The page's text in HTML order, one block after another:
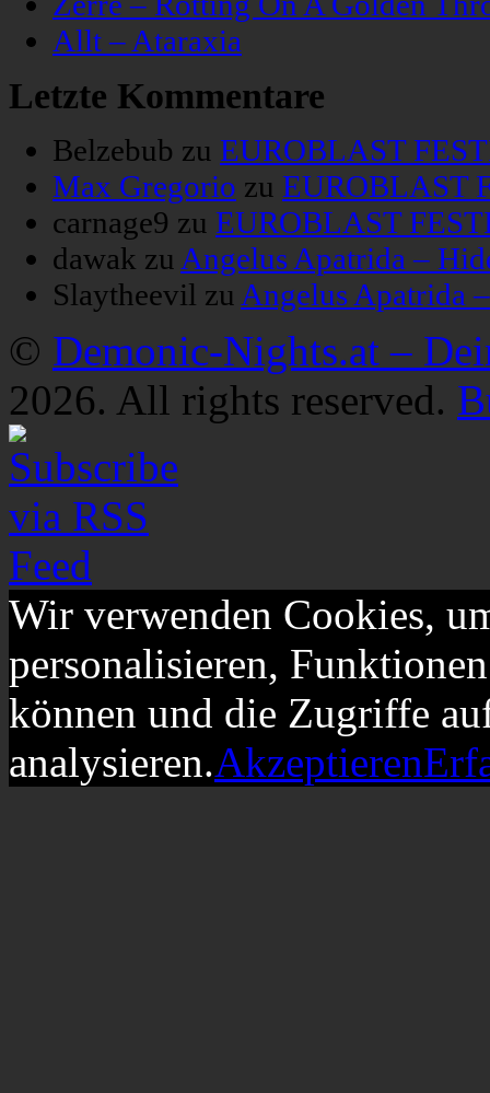
Allt – Ataraxia
Letzte Kommentare
Belzebub zu EUROBLAST
Max Gregorio zu EUROBLAST
carnage9 zu EUROBLAST
dawak zu Angelus Apatrida –
Slaytheevil zu Angelus Apatrida
© Demonic-Nights.at –
2026. All rights reserved.
Wir verwenden Cookies,
personalisieren,
können und die Zugriffe
analysieren.Akzeptieren